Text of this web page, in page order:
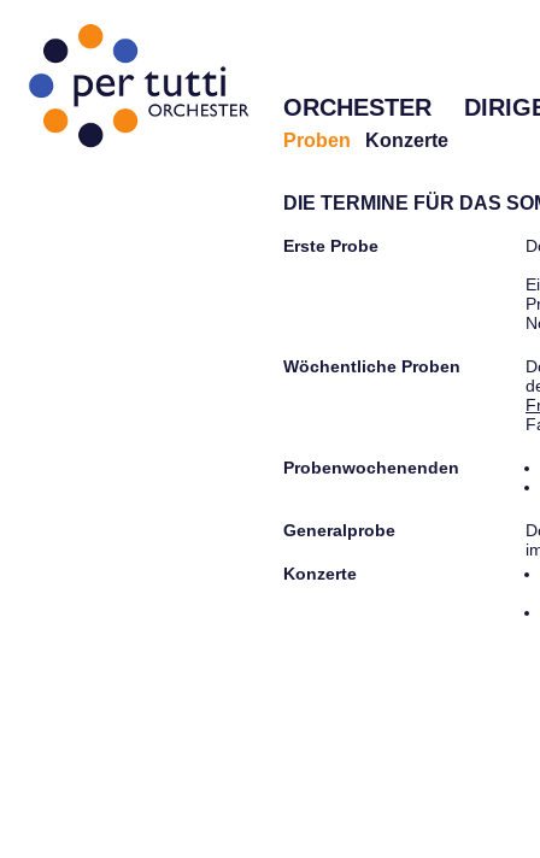
ORCHESTER
Proben Konzerte
DIE TERMINE FÜR DAS
Erste Probe
Wöchentliche Proben
Probenwochenenden
Generalprobe
Konzerte